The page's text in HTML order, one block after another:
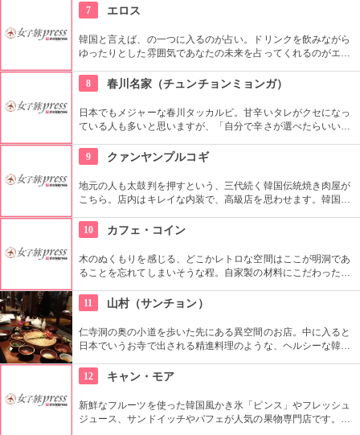
していますので、おやつはもちろん、ディナーを楽しむのもア
リですね。
7 エロス
韓国と言えば、の一つに入るのが占い。ドリンクを飲みながら
ゆったりとした雰囲気であなたの未来を占ってくれるのがエロ
8
春川名家（チュンチョンミョンガ）
日本でもメジャーな春川タッカルビ。甘辛いタレがクセになっ
ている人も多いと思いますが、「自分で辛さが選べたらいいな
を自分で調整することができます。そういったところも常連客
から愛されているのですね。
9 クァンヤンプルコギ
地元の人も太鼓判を押すという、三代続く韓国伝統焼き肉屋が
こちら。店内はキレイな内装で、高級店を思わせます。韓国産
で試してみて。お肉だけでなく、つきだしや冷麺なども絶品。
10 カフェ・コイン
木のぬくもりを感じる、どこかレトロな空間はここが明洞であ
ることを忘れてしまいそうな程。自家製の材料にこだわったカ
の「おもてなし」に驚くはず。接客の良さや、お味に、ここは
ホテル？とため息がでてしまうかも。
11 山村（サンチョン）
仁寺洞の奥の小道を歩いた先にある異空間のお店。中に入ると
日本でいうお寺で出される精進料理のような、ヘルシーな韓定
い民族衣装を着た人が伝統芸能を披露します。お食事と一緒に
楽しめます。
12 キャン・モア
新鮮なフルーツを使った韓国風かき氷「ピンス」やフレッシュ
ジュース、サンドイッチやパフェが人気の果物専門店です。メ